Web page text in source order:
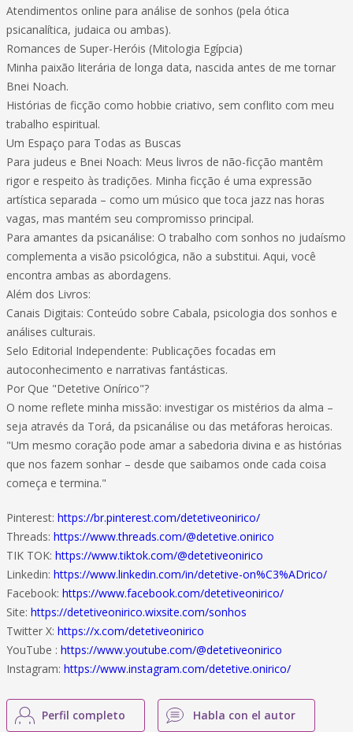
Atendimentos online para análise de sonhos (pela ótica
psicanalítica, judaica ou ambas).
Romances de Super-Heróis (Mitologia Egípcia)
Minha paixão literária de longa data, nascida antes de me tornar
Bnei Noach.
Histórias de ficção como hobbie criativo, sem conflito com meu
trabalho espiritual.
Um Espaço para Todas as Buscas
Para judeus e Bnei Noach: Meus livros de não-ficção mantêm
rigor e respeito às tradições. Minha ficção é uma expressão
artística separada – como um músico que toca jazz nas horas
vagas, mas mantém seu compromisso principal.
Para amantes da psicanálise: O trabalho com sonhos no judaísmo
complementa a visão psicológica, não a substitui. Aqui, você
encontra ambas as abordagens.
Além dos Livros:
Canais Digitais: Conteúdo sobre Cabala, psicologia dos sonhos e
análises culturais.
Selo Editorial Independente: Publicações focadas em
autoconhecimento e narrativas fantásticas.
Por Que "Detetive Onírico"?
O nome reflete minha missão: investigar os mistérios da alma –
seja através da Torá, da psicanálise ou das metáforas heroicas.
"Um mesmo coração pode amar a sabedoria divina e as histórias
que nos fazem sonhar – desde que saibamos onde cada coisa
começa e termina."
Pinterest: https://br.pinterest.com/detetiveonirico/
Threads: https://www.threads.com/@detetive.onirico
TIK TOK: https://www.tiktok.com/@detetiveonirico
Linkedin: https://www.linkedin.com/in/detetive-on%C3%ADrico/
Facebook: https://www.facebook.com/detetiveonirico/
Site: https://detetiveonirico.wixsite.com/sonhos
Twitter X: https://x.com/detetiveonirico
YouTube : https://www.youtube.com/@detetiveonirico
Instagram: https://www.instagram.com/detetive.onirico/
Perfil completo Habla con el autor